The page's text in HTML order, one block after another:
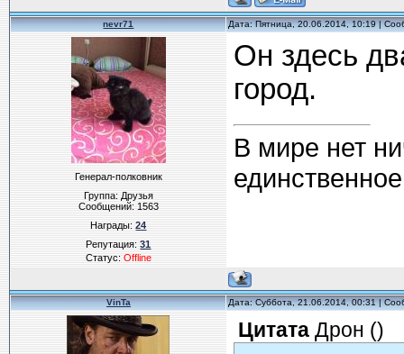
nevr71 Дата: Пятница, 20.06.2014, 10:19 |
Генерал-полковник
Группа: Друзья
Сообщений:1563
Награды:24
Репутация:31
Статус:Offline
Он здесь
город.
В мире нет
VinTa Дата: Суббота, 21.06.2014, 00:31 |
Цитата Дрон ()